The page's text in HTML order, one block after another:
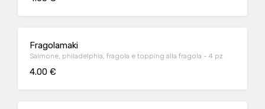
Fragolamaki
Salmone, philadelphia, fragola e topping alla fragola - 4 pz
4.00 €